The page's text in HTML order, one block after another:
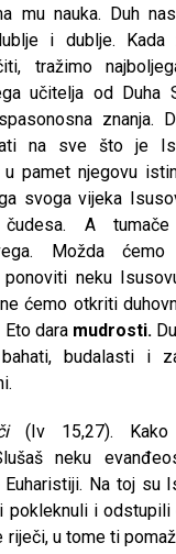
mu nauka. Duh
i dublje. Kada
tražimo
učitelja od Duha
spasonosna znanja.
na sve što je
pamet njegovu
svoga vijeka
čudesa. A
Možda
ponoviti neku
ćemo otkriti
Eto dara mudrosti.
budalasti i
(Iv 15,27).
neku
Na toj su
pokleknuli i odstupili
riječi, u tome ti